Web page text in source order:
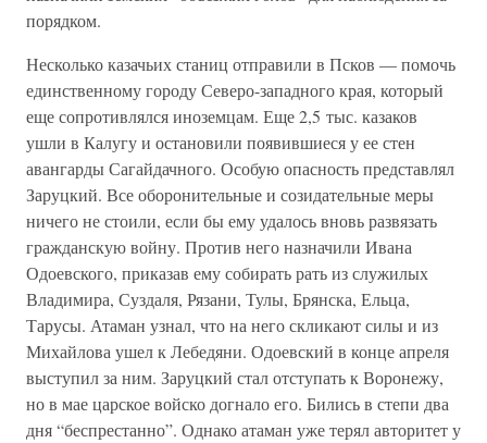
порядком.
Несколько казачьих станиц отправили в Псков — помочь
единственному городу Северо-западного края, который
еще сопротивлялся иноземцам. Еще 2,5 тыс. казаков
ушли в Калугу и остановили появившиеся у ее стен
авангарды Сагайдачного. Особую опасность представлял
Заруцкий. Все оборонительные и созидательные меры
ничего не стоили, если бы ему удалось вновь развязать
гражданскую войну. Против него назначили Ивана
Одоевского, приказав ему собирать рать из служилых
Владимира, Суздаля, Рязани, Тулы, Брянска, Ельца,
Тарусы. Атаман узнал, что на него скликают силы и из
Михайлова ушел к Лебедяни. Одоевский в конце апреля
выступил за ним. Заруцкий стал отступать к Воронежу,
но в мае царское войско догнало его. Бились в степи два
дня “беспрестанно”. Однако атаман уже терял авторитет у